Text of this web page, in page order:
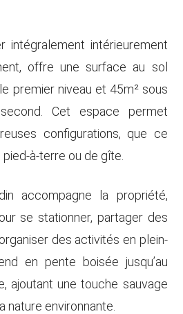
intégralement intérieurement
offre une surface au sol
premier niveau et 45m² sous
Cet espace permet
configurations, que ce
à-terre ou de gîte.
accompagne la propriété,
se stationner, partager des
des activités en plein-
en pente boisée jusqu’au
ajoutant une touche sauvage
nature environnante.